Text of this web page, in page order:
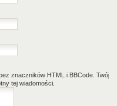
znaczników HTML i BBCode. Twój
tej wiadomości.